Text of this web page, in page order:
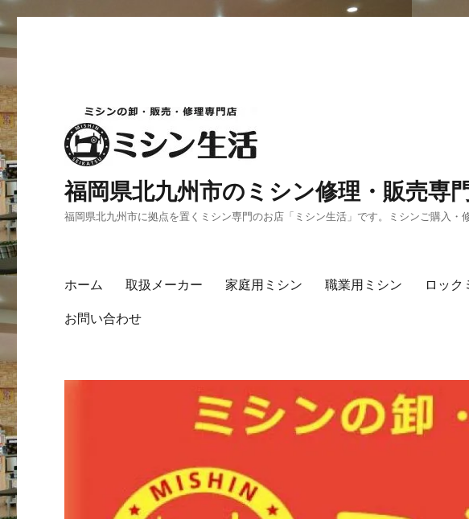
福岡県北九州市のミシン修理・販売専
福岡県北九州市に拠点を置くミシン専門のお店「ミシン生活」です。ミシンご購入・
ホーム 取扱メーカー 家庭用ミシン 職業用ミシン ロック
お問い合わせ